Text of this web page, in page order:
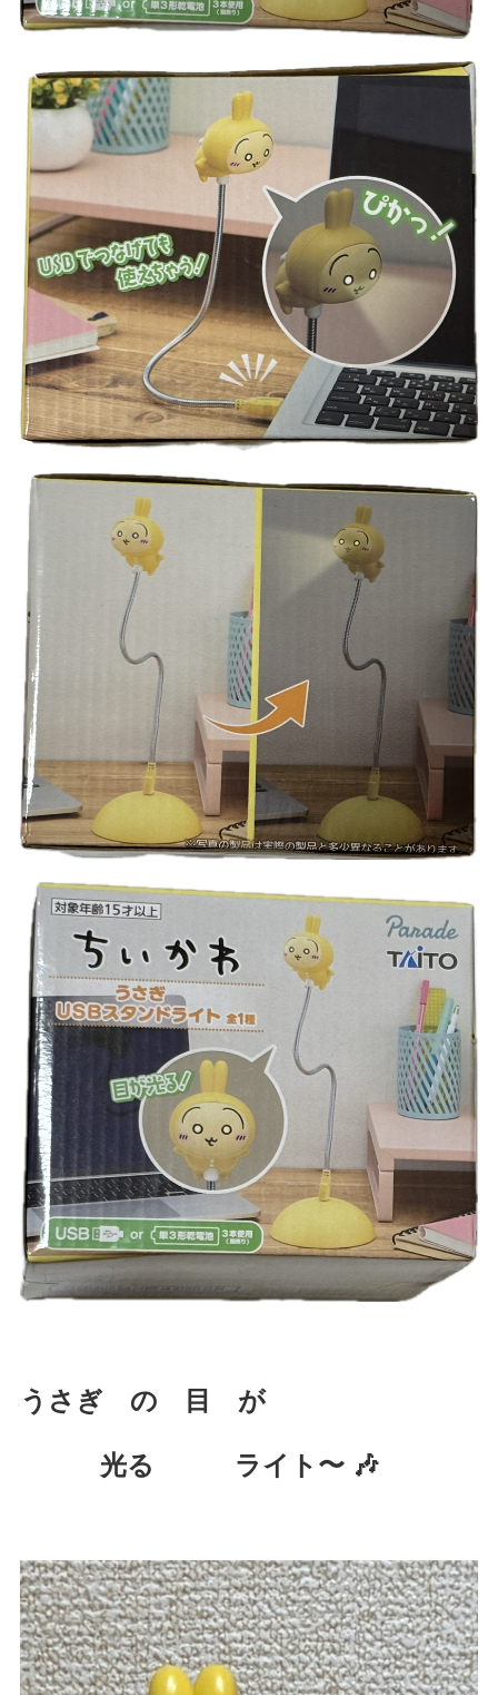
うさぎ の 目 が
光る ライト〜 🎶